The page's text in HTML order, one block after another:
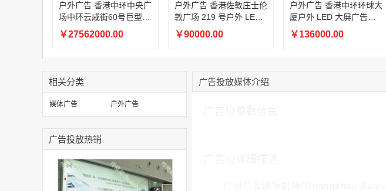
户外广告 香港中环中央广
场中环云咸街60号巨型玻
璃贴&环形顶灯广告
￥27562000.00
户外广告 香港佐敦庄士伦
敦广场 219 号户外 LED
大屏媒体资源租赁
￥90000.00
户外广告 香港中环环球大
厦户外 LED 大屏广告投
放租赁
￥136000.00
相关分类
媒体广告 户外广告
广告投放热销
广告投放媒体介绍